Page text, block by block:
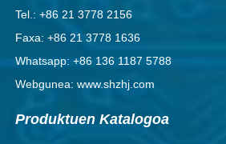
Tel.: +86 21 3778 2156
Faxa: +86 21 3778 1636
Whatsapp: +86 136 1187 5788
Webgunea: www.shzhj.com
Produktuen Katalogoa